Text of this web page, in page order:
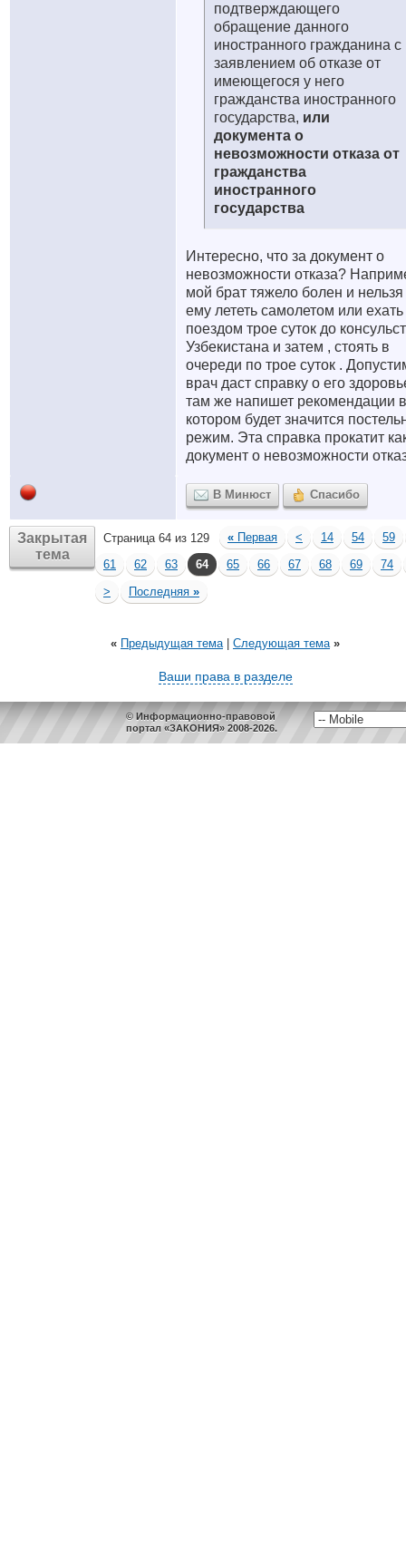
подтверждающего
обращение данного
иностранного гражданина с
заявлением об отказе от
имеющегося у него
гражданства иностранного
государства, или
документа о
невозможности отказа от
гражданства
иностранного
государства
Интересно, что за документ о
невозможности отказа?
мой брат тяжело болен и нельзя
ему лететь самолетом или ехать
поездом трое суток до
Узбекистана и затем , стоять в
очереди по трое суток .
врач даст справку о его
там же напишет рекомендации в
котором будет значится
режим. Эта справка прокатит
документ о невозможности
В Минюст Спасибо
Закрытая
тема
Страница 64 из 129 « Первая < 14 54
59
61
62 63 64 65 66 67 68 69
74
>
Последняя »
« Предыдущая тема| Следующая тема »
Ваши права в разделе
© Информационно-правовой
портал «ЗАКОНИЯ» 2008-2026.